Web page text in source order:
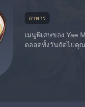
อาหาร
เมนูพิเศษของ Yae
ตลอดทั้งวันถัดไปคุ